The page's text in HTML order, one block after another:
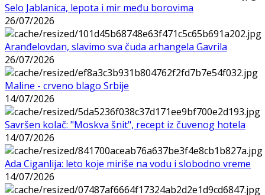
Selo Jablanica, lepota i mir među borovima
26/07/2026
Aranđelovdan, slavimo sva čuda arhangela Gavrila
26/07/2026
Maline - crveno blago Srbije
14/07/2026
Savršen kolač: "Moskva šnit", recept iz čuvenog hotela
14/07/2026
Ada Ciganlija: leto koje miriše na vodu i slobodno vreme
14/07/2026